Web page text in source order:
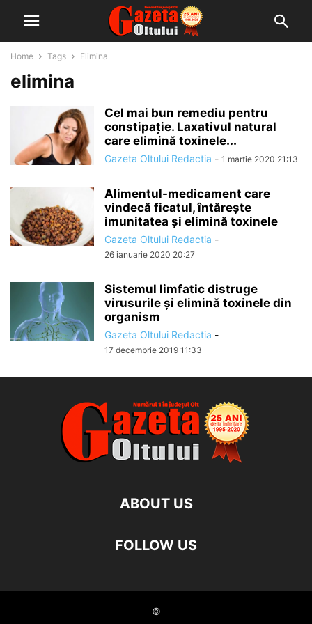
Home Tags Elimina
elimina
Cel mai bun remediu pentru
constipație. Laxativul natural
care elimină toxinele...
Gazeta Oltului Redactia - 1 martie 2020 21:13
Alimentul-medicament care
vindecă ficatul, întărește
imunitatea şi elimină toxinele
Gazeta Oltului Redactia -
26 ianuarie 2020 20:27
Sistemul limfatic distruge
virusurile și elimină toxinele din
organism
Gazeta Oltului Redactia -
17 decembrie 2019 11:33
ABOUT US
FOLLOW US
©